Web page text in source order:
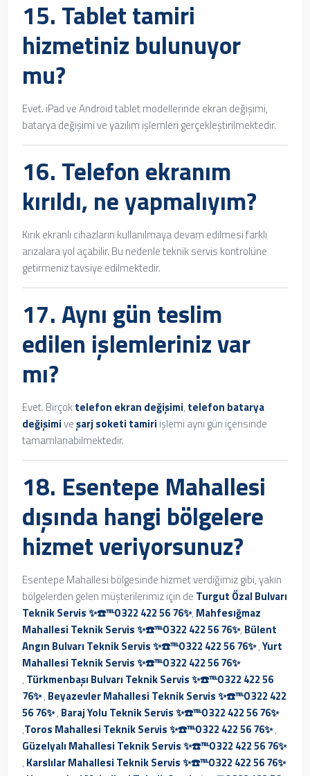
15. Tablet tamiri
hizmetiniz bulunuyor
mu?
Evet. iPad ve Android tablet modellerinde ekran değişimi,
batarya değişimi ve yazılım işlemleri gerçekleştirilmektedir.
16. Telefon ekranım
kırıldı, ne yapmalıyım?
Kırık ekranlı cihazların kullanılmaya devam edilmesi farklı
arızalara yol açabilir. Bu nedenle teknik servis kontrolüne
getirmeniz tavsiye edilmektedir.
17. Aynı gün teslim
edilen işlemleriniz var
mı?
Evet. Birçoktelefon ekran değişimi, telefon batarya
değişimiveşarj soketi tamiri işlemi aynı gün içerisinde
tamamlanabilmektedir.
18. Esentepe Mahallesi
dışında hangi bölgelere
hizmet veriyorsunuz?
Esentepe Mahallesi bölgesinde hizmet verdiğimiz gibi, yakın
bölgelerden gelen müşterilerimiz için de Turgut Özal Bulvarı
Teknik Servis ✨☎️℡0 322 422 56 76✨, Mahfesığmaz
Mahallesi Teknik Servis ✨☎️℡0 322 422 56 76✨, Bülent
Angın Bulvarı Teknik Servis ✨☎️℡0 322 422 56 76✨,Yurt
Mahallesi Teknik Servis ✨☎️℡0 322 422 56 76✨
, Türkmenbaşı Bulvarı Teknik Servis ✨☎️℡0 322 422 56
76✨, Beyazevler Mahallesi Teknik Servis ✨☎️℡0 322 422
56 76✨, Baraj Yolu Teknik Servis ✨☎️℡0 322 422 56 76✨
,Toros Mahallesi Teknik Servis ✨☎️℡0 322 422 56 76✨,
Güzelyalı Mahallesi Teknik Servis ✨☎️℡0 322 422 56 76✨
, Karslılar Mahallesi Teknik Servis ✨☎️℡0 322 422 56 76✨